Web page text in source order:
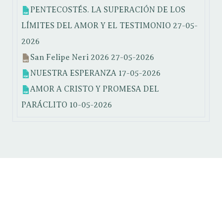
PENTECOSTÉS. LA SUPERACIÓN DE LOS
LÍMITES DEL AMOR Y EL TESTIMONIO 27-05-
2026
San Felipe Neri 2026 27-05-2026
NUESTRA ESPERANZA 17-05-2026
AMOR A CRISTO Y PROMESA DEL
PARÁCLITO 10-05-2026